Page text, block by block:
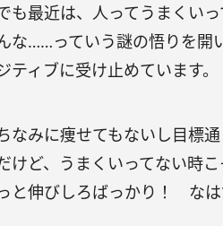
も最近は、人ってうまくい
な……っていう謎の悟りを開
ティブに受け止めています。
なみに痩せてもないし目標
けど、うまくいってない時
と伸びしろばっかり！ なは